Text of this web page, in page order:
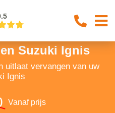
Suzuki Ignis
uitlaat vervangen van uw
Ignis
Vanaf prijs